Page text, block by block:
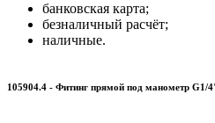
банковская карта;
безналичный расчёт;
наличные.
105904.4 - Фитинг прямой под манометр G1/